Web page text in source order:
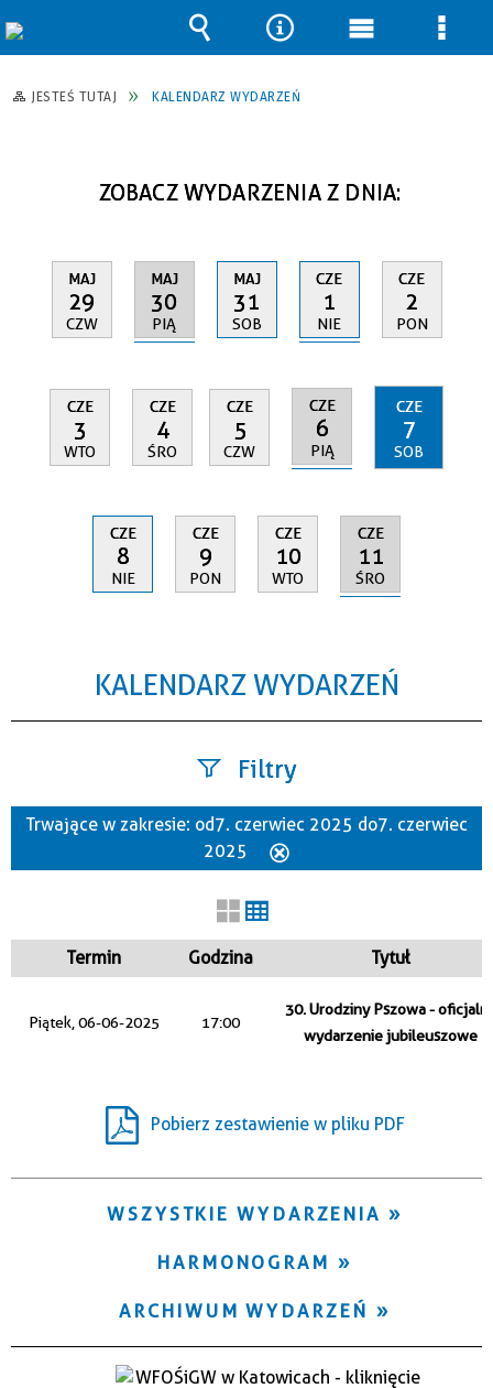
JESTEŚ TUTAJ KALENDARZ WYDARZEŃ
ZOBACZ WYDARZENIA Z DNIA:
MAJ
29
CZW
MAJ
30
PIĄ
MAJ
31
SOB
CZE
1
NIE
CZE
2
PON
CZE
3
WTO
CZE
4
ŚRO
CZE
5
CZW
CZE
6
PIĄ
CZE
7
SOB
CZE
8
NIE
CZE
9
PON
CZE
10
WTO
CZE
11
ŚRO
KALENDARZ WYDARZEŃ
Filtry
Szukana fraza
Trwające w zakresie: od 7. czerwiec 2025 do 7. czerwiec
2025
Termin Godzina Tytuł
Piątek, 06-06-2025 17:00
30. Urodziny Pszowa -
wydarzenie jubileuszowe
Pobierz zestawienie w pliku PDF
WSZYSTKIE WYDARZENIA
HARMONOGRAM
ARCHIWUM WYDARZEŃ
Wyszukiwarka
Narzędzia
Menu Menu